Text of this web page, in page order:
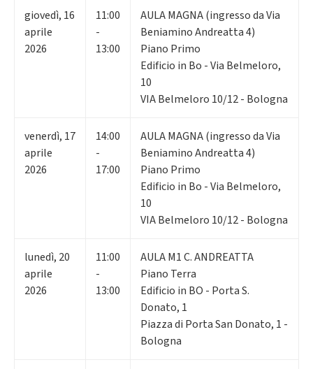
giovedì, 16
aprile
2026
11:00
-
13:00
AULA MAGNA (ingresso da Via
Beniamino Andreatta 4)
Piano Primo
Edificio in Bo - Via Belmeloro,
10
VIA Belmeloro 10/12 - Bologna
venerdì, 17
aprile
2026
14:00
-
17:00
AULA MAGNA (ingresso da Via
Beniamino Andreatta 4)
Piano Primo
Edificio in Bo - Via Belmeloro,
10
VIA Belmeloro 10/12 - Bologna
lunedì, 20
aprile
2026
11:00
-
13:00
AULA M1 C. ANDREATTA
Piano Terra
Edificio in BO - Porta S.
Donato, 1
Piazza di Porta San Donato, 1 -
Bologna